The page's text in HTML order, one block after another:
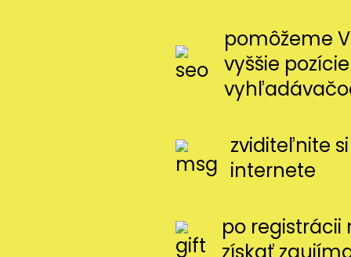
pomôžeme
vyššie
zviditeľnite
internete
po